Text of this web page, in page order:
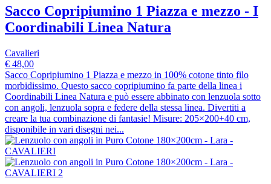
Sacco Copripiumino 1 Piazza e mezzo - I
Coordinabili Linea Natura
Cavalieri
€ 48,00
Sacco Copripiumino 1 Piazza e mezzo in 100% cotone tinto filo
morbidissimo. Questo sacco copripiumino fa parte della linea i
Coordinabili Linea Natura e può essere abbinato con lenzuola sotto
con angoli, lenzuola sopra e federe della stessa linea. Divertiti a
creare la tua combinazione di fantasie! Misure: 205×200+40 cm,
disponibile in vari disegni nei...